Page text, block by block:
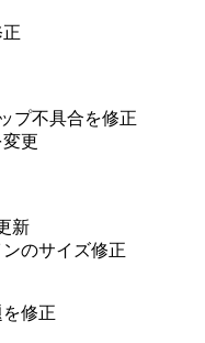
プ不具合を修正
更
新
のサイズ修正
修正